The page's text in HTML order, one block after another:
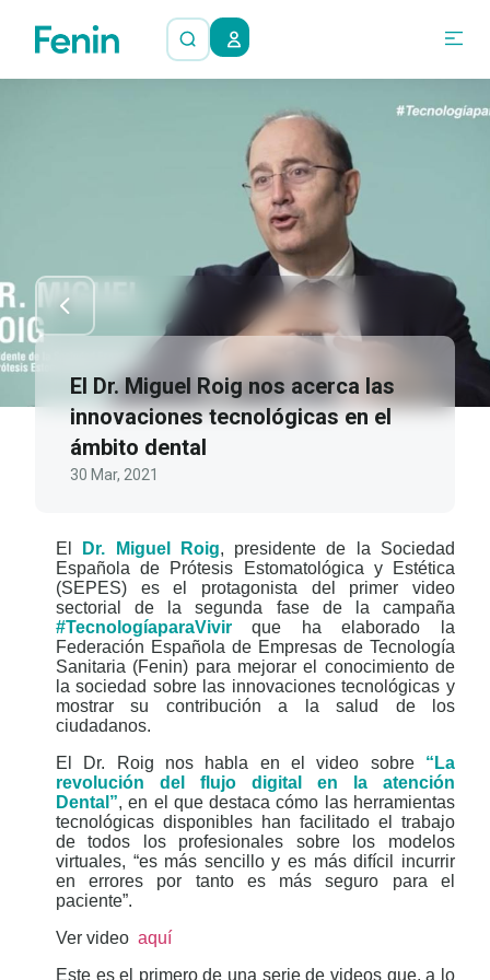
El Dr. Miguel Roig nos acerca las
innovaciones tecnológicas en el
ámbito dental
30 Mar, 2021
El Dr. Miguel Roig, presidente de la Sociedad
Española de Prótesis Estomatológica y Estética
(SEPES) es el protagonista del primer video
sectorial de la segunda fase de la campaña
#TecnologíaparaVivirque ha elaborado la
Federación Española de Empresas de Tecnología
Sanitaria (Fenin) para mejorar el conocimiento de
la sociedad sobre las innovaciones tecnológicas y
mostrar su contribución a la salud de los
ciudadanos.
El Dr. Roig nos habla en el video sobre
“La
revolución del flujo digital en la atención
Dental”, en el que destaca cómo las herramientas
tecnológicas disponibles han facilitado el trabajo
de todos los profesionales sobre los modelos
virtuales, “es más sencillo y es más difícil incurrir
en errores por tanto es más seguro para el
paciente”.
Ver video aquí
Este es el primero de una serie de videos que, a lo